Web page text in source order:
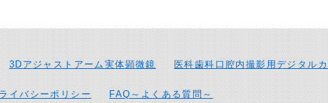
3Dアジャストアーム実体顕微鏡 医科歯科口腔内撮影用デジタル
イバシーポリシー FAQ～よくある質問～